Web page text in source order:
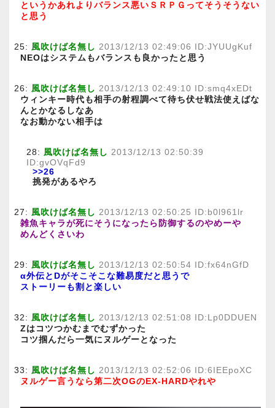
というかあれよりバランス悪いＳＲＰＧってそうそうない
と思う
25: 風吹けば名無し 2013/12/13 02:49:06 ID:JYUUgKuf
NEOはシステムもバランスも良かったと思う
26: 風吹けば名無し 2013/12/13 02:49:10 ID:smq4xEDt
ウィンキー時代も相手の射程調べて待ち伏せ戦法使えばな
んとかなるしなあ
なお動かない相手は
28: 風吹けば名無し 2013/12/13 02:50:39
ID:gvOVqFd9
>>26
挑発があるやろ
27: 風吹けば名無し 2013/12/13 02:50:25 ID:b0l961lr
雑魚キャラが死にそうになったら防御するのやめーや
めんどくさいわ
29: 風吹けば名無し 2013/12/13 02:50:54 ID:fx64nGfD
α外伝とDがそこそこな難易度だと思うで
ストーリーも割と楽しい
32: 風吹けば名無し 2013/12/13 02:51:08 ID:Lp0DDUEN
Zはコツつかむまでむずかった
コツ掴んだら一気にヌルゲーとなった
33: 風吹けば名無し 2013/12/13 02:52:06 ID:6IEEpoXC
ヌルゲー言うなら第二次OGのEX-HARDやれや